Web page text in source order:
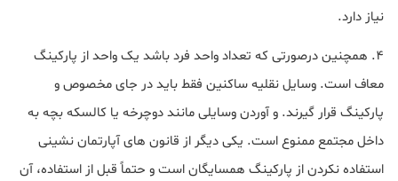
نیاز دارد.
4. همچنین درصورتی که تعداد واحد فرد باشد یک واحد از پارکینگ
معاف است. وسایل نقلیه ساکنین فقط باید در جای مخصوص و
پارکینگ قرار گیرند. و آوردن وسایلی مانند دوچرخه یا کالسکه بچه به
داخل مجتمع ممنوع است. یکی دیگر از قانون های آپارتمان نشینی
استفاده نکردن از پارکینگ همسایگان است و حتماً قبل از استفاده، آن